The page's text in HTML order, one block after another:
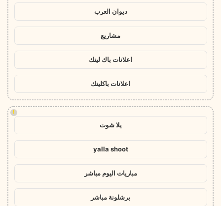
ديوان العرب
مشاريع
اعلانات باك لينك
اعلانات باكلينك
!
يلا شوت
yalla shoot
مباريات اليوم مباشر
برشلونة مباشر